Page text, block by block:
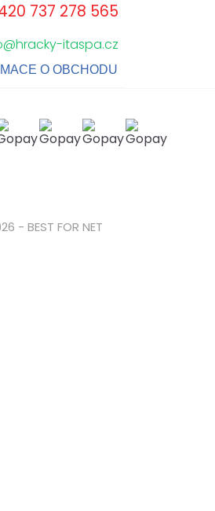
737 278 565
itaspa.cz
O OBCHODU
- BEST FOR NET